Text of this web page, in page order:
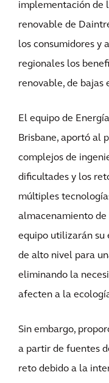
implementación de
renovable de
los consumidores y
regionales los
renovable, de bajas
El equipo de
Brisbane, aportó al
complejos de
dificultades y los
múltiples
almacenamiento de
equipo utilizarán su
de alto nivel para
eliminando la
afecten a la
Sin embargo,
a partir de fuentes
reto debido a la